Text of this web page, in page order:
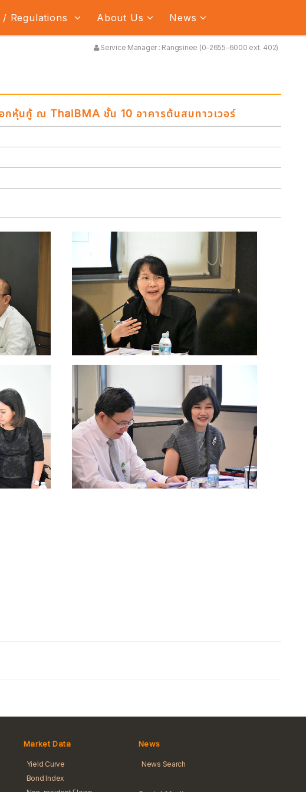
/ Regulations About Us News
Service Manager : Rangsinee (0-2655-6000 ext. 402)
กหุ้นกู้ ณ ThaiBMA ชั้น 10 อาคารต้นสนทาวเวอร์
Market Data
Yield Curve
Bond Index
News
News Search